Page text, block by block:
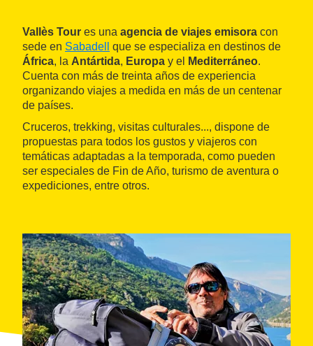
Vallès Tour es una agencia de viajes emisora con
sede en Sabadell
que se especializa en destinos de
África, la Antártida, Europa y el Mediterráneo.
Cuenta con más de treinta años de experiencia
organizando viajes a medida en más de un centenar
de países.
Cruceros, trekking, visitas culturales..., dispone de
propuestas para todos los gustos y viajeros con
temáticas adaptadas a la temporada, como pueden
ser especiales de Fin de Año, turismo de aventura o
expediciones, entre otros.